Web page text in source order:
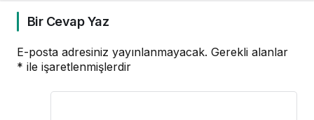
Bir Cevap Yaz
E-posta adresiniz yayınlanmayacak. Gerekli alanlar
* ile işaretlenmişlerdir